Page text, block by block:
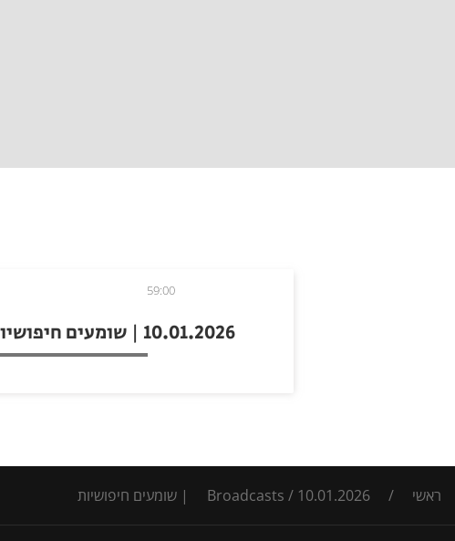
10.01.2026 | שומעים חיפושיות
59:00
ראשי /
Broadcasts / 10.01.2026 | שומעים חיפושיות